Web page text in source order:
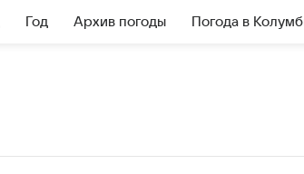
Год Архив погоды Погода в